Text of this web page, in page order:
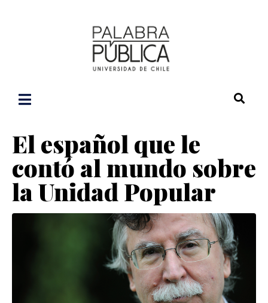
El español que le
contó al mundo sobre
la Unidad Popular